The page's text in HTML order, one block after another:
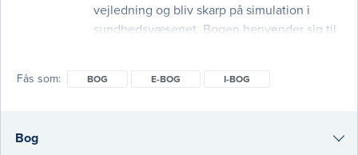
vejledning og bliv skarp på simulation i
sundhedsvæsenet. Bogen henvender sig til
og postgraduat uddannelse. Simulation i
Fås som BOG E-BOG I-BOG
Bog